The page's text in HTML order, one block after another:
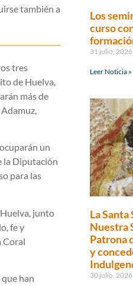
también a
tres
de Huelva,
más de
un
la Diputación
para las
junto
fe y
Coral
han
Los
curso
31 julio, 2026
Leer Noticia »
La
Nuestra
Patrona
y
30 julio, 2026